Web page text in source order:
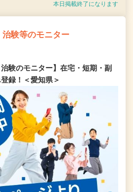
本日掲載終了になります
験等のモニター
験のモニター】在宅・短期・副
録！＜愛知県＞